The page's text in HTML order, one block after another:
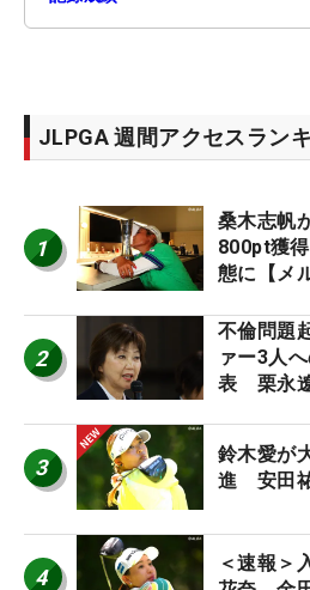
JLPGA 週間アクセスラン
1
桑木志帆
800pt獲
態に【メ
2
不倫問題
ァー3人
表 栗永遼
3
鈴木愛が
進 安田
4
＜速報＞